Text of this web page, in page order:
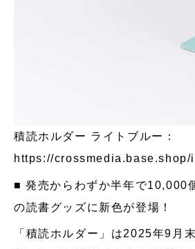
積読ホルダー ライトブルー：
https://crossmedia.base.shop/
■発売からわずか半年で10,000
の読書グッズに新色が登場！
「積読ホルダー」は2025年9月